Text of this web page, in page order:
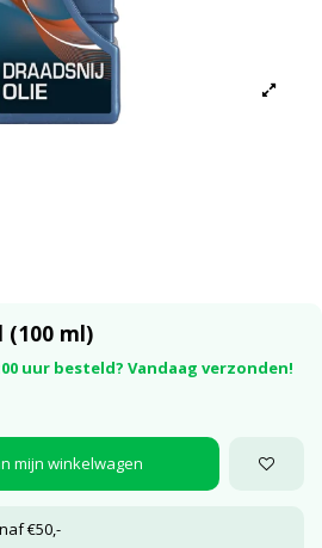
(100 ml)
uur besteld? Vandaag verzonden!
mijn winkelwagen
€50,-